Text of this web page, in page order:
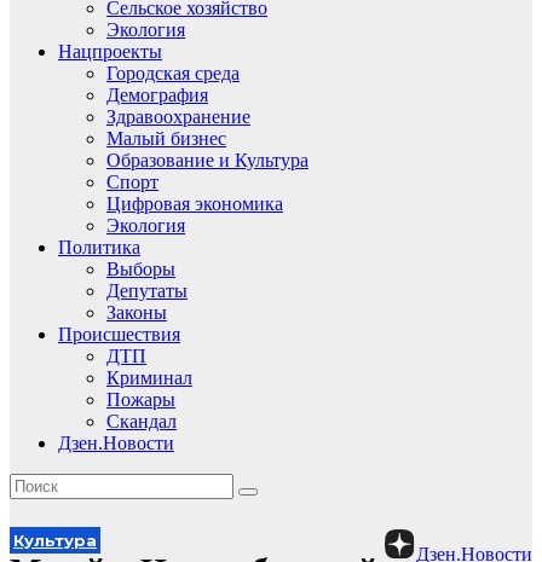
Сельское хозяйство
Экология
Нацпроекты
Городская среда
Демография
Здравоохранение
Малый бизнес
Образование и Культура
Спорт
Цифровая экономика
Экология
Политика
Выборы
Депутаты
Законы
Происшествия
ДТП
Криминал
Пожары
Скандал
Дзен.Новости
Дзен.Новости
Культура